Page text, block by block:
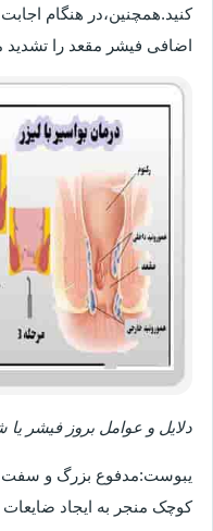
کنید.همچنین،در هنگام
اضافی فیشر مقعد را تشدید
دلایل و عوامل بروز فیشر
یبوست:مدفوع بزرگ و سفت
کوچک منجر به ایجاد